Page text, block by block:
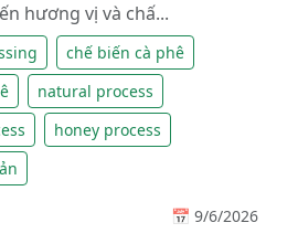
hương vị và chấ...
chế biến cà phê
natural process
honey process
📅 9/6/2026